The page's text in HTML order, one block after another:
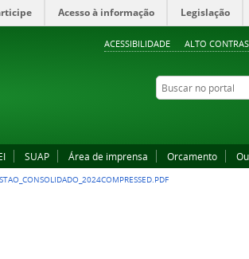
ACESSIBILIDADE ALTO
Acesso à informação Legislação
Buscar no portal
SUAP Área de imprensa Orcamento